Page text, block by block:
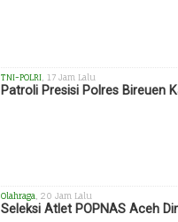
TNI-POLRI , 17 Jam Lalu
Patroli Presisi Polres Bireuen
Olahraga , 20 Jam Lalu
Seleksi Atlet POPNAS Aceh